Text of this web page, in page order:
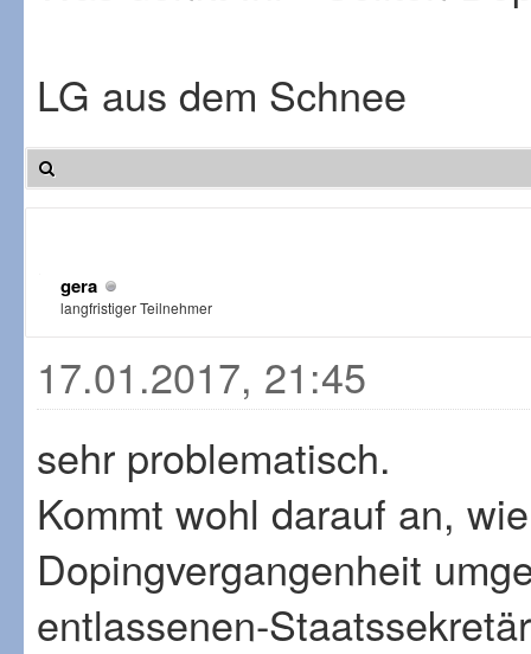
LG aus dem Schnee
gera
langfristiger Teilnehmer
17.01.2017, 21:45
sehr problematisch.
Kommt wohl darauf an,
Dopingvergangenheit
entlassenen-